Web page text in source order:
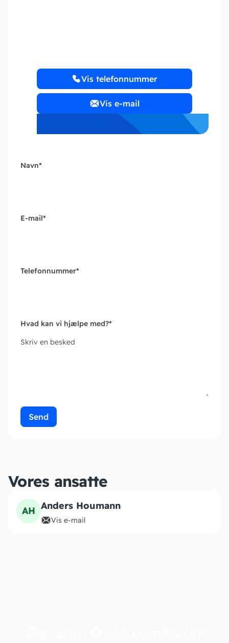
Vis telefonnummer
Vis e-mail
Navn*
E-mail*
Telefonnummer*
Hvad kan vi hjælpe med?*
Skriv en besked
Send
Vores ansatte
AH Anders Houmann
Vis e-mail